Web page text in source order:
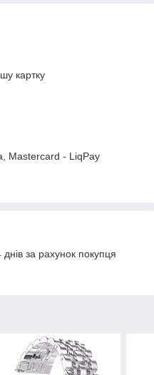
картку
Mastercard - LiqPay
за рахунок покупця